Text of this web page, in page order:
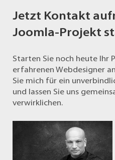
Jetzt Kontakt
Joomla-Projekt
Starten Sie noch heute Ihr
erfahrenen Webdesigner
Sie mich für ein
und lassen Sie uns
verwirklichen.